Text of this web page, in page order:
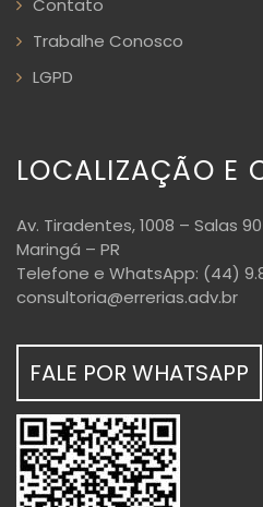
Contato
Trabalhe Conosco
LGPD
LOCALIZAÇÃO E
Av. Tiradentes, 1008 – Salas
Maringá – PR
Telefone e WhatsApp: (44)
consultoria@errerias.adv.br
FALE POR WHATSAPP